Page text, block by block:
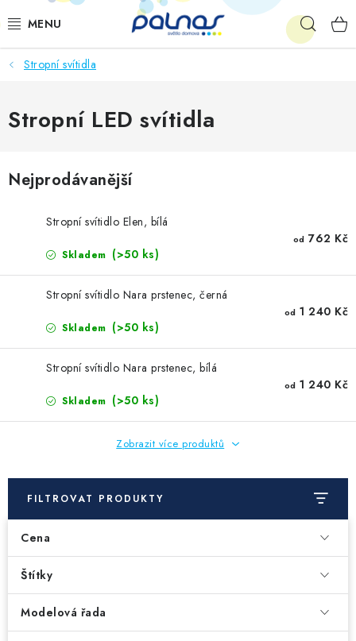
na
OSVĚTLENÍ INTERIÉRU
LED
AKCE
SHOWROOM
KE STAŽENÍ
Stropní svítidla
Stropní LED svítidla
Nejprodávanější
Stropní svítidlo Elen, bílá
Skladem (>50 ks)
od 762 Kč
Stropní svítidlo Nara prstenec, černá
Skladem (>50 ks)
od 1 240 Kč
Stropní svítidlo Nara prstenec, bílá
Skladem (>50 ks)
od 1 240 Kč
Zobrazit více produktů
FILTROVAT PRODUKTY
Cena
Štítky
Modelová řada